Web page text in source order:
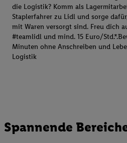
die Logistik? Komm als
Staplerfahrer zu Lidl und sorge
mit Waren versorgt sind. Freu dich
#teamlidl und mind. 15 Euro/
Minuten ohne Anschreiben und
Logistik
Spannende